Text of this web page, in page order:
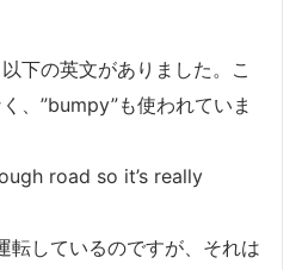
下の英文がありました。こ
、”bumpy”も使われていま
road so it’s really
転しているのですが、それは